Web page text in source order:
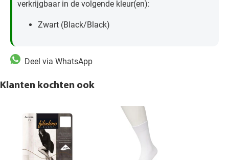
verkrijgbaar in de volgende kleur(en):
Zwart (Black/Black)
Deel via WhatsApp
Klanten kochten ook